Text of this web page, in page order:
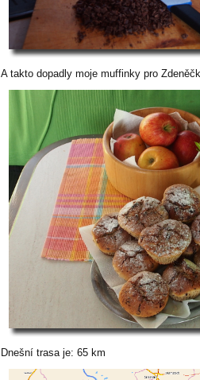
A takto dopadly moje muffinky pro
Dnešní trasa je: 65 km